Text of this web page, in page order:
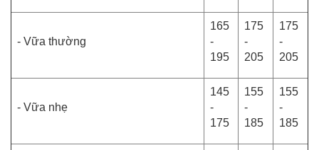
- Vữa thường
165
-
195
175
-
205
175
-
205
- Vữa nhẹ
145
-
175
155
-
185
155
-
185